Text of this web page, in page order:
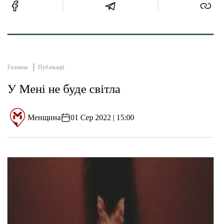
Головна Публікації
У Мені не буде світла
Менщина 01 Сер 2022 | 15:00